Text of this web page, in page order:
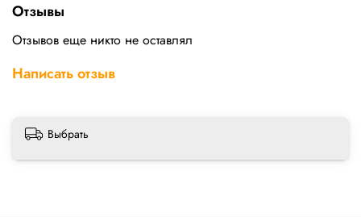
Отзывы
Отзывов еще никто не оставлял
Написать отзыв
Выбрать